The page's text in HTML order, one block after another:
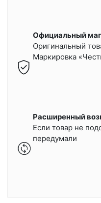
Официальный
Оригинальный
Маркировка
Расширенный
Если товар не
передумали